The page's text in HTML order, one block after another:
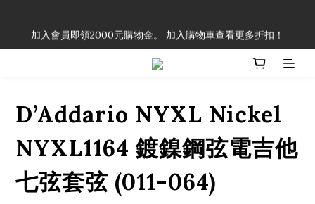
享有弦線、配件終生89折優惠！
「一生弦命！」單筆購買弦線、配件滿$999（不含運費），即可
D’Addario NYXL Nickel
NYXL1164 鍍鎳鋼弦電吉他
七弦套弦 (011-064)